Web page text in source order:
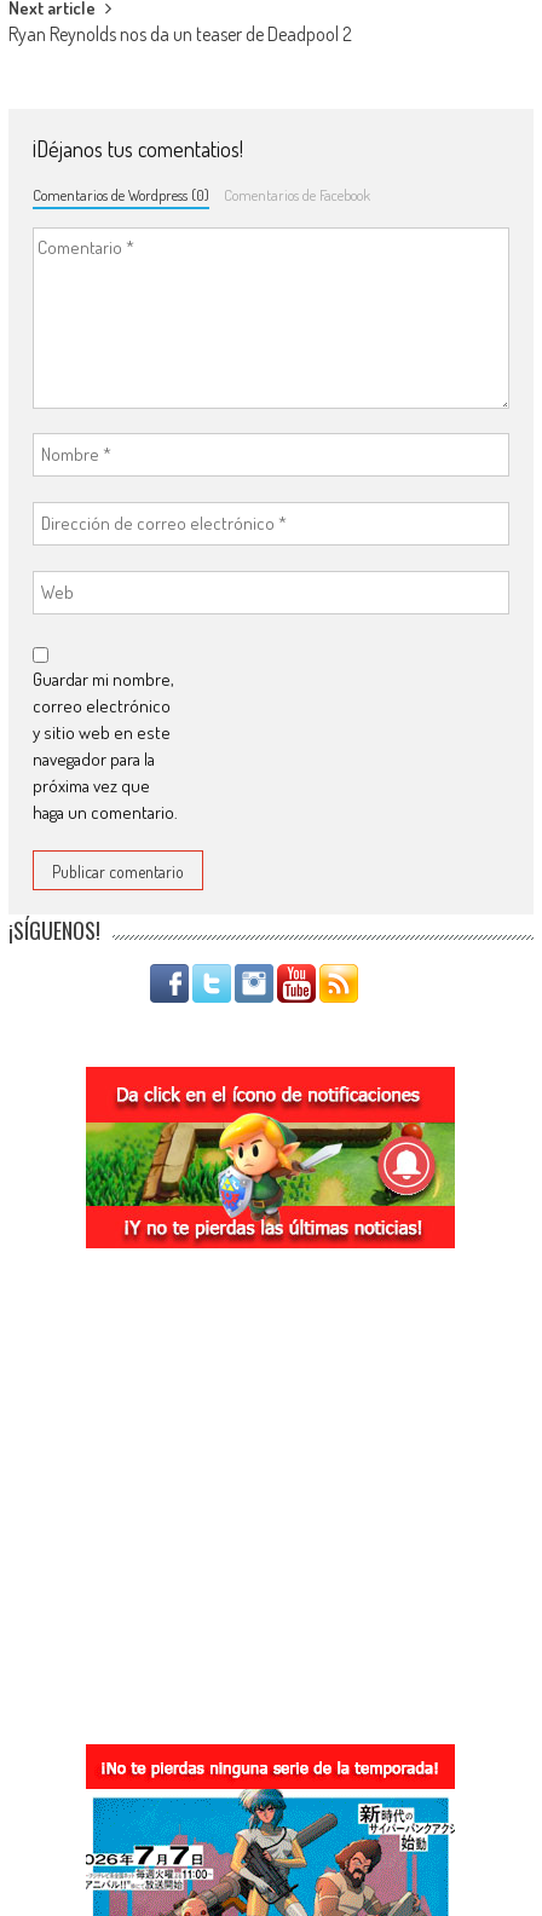
Next article
Ryan Reynolds nos da un teaser de Deadpool 2
¡Déjanos tus comentatios!
Comentarios de Wordpress (0) Comentarios de Facebook
Guardar mi nombre,
correo electrónico
y sitio web en este
navegador para la
próxima vez que
haga un comentario.
¡SÍGUENOS!